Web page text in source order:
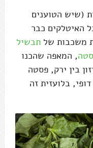
(שיש הטוענים
האיטלקים כבר
משכבות של תבשיל
, המאפה שהכנו
בין ירק, פסטה
בלועזית זה